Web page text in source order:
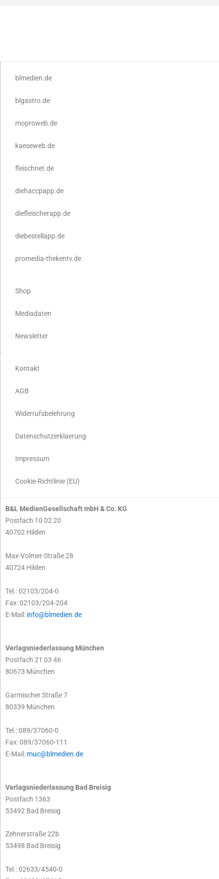
blmedien.de
blgastro.de
moproweb.de
kaeseweb.de
fleischnet.de
diehaccpapp.de
diefleischerapp.de
diebestellapp.de
promedia-thekentv.de
Shop
Mediadaten
Newsletter
Kontakt
AGB
Widerrufsbelehrung
Datenschutzerklaerung
Impressum
Cookie-Richtlinie (EU)
B&L MedienGesellschaft mbH & Co. KG
Postfach 10 02 20
40702 Hilden
Max-Volmer-Straße 28
40724 Hilden
Tel.: 02103/204-0
Fax: 02103/204-204
E-Mail: info@blmedien.de
Verlagsniederlassung München
Postfach 21 03 46
80673 München
Garmischer Straße 7
80339 München
Tel.: 089/37060-0
Fax: 089/37060-111
E-Mail: muc@blmedien.de
Verlagsniederlassung Bad Breisig
Postfach 1363
53492 Bad Breisig
Zehnerstraße 22b
53498 Bad Breisig
Tel.: 02633/4540-0